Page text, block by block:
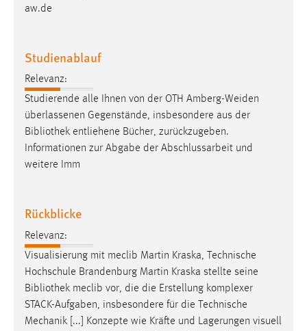
aw.de
Studienablauf
Relevanz:
Studierende alle Ihnen von der OTH Amberg-Weiden
überlassenen Gegenstände, insbesondere aus der
Bibliothek entliehene Bücher, zurückzugeben.
Informationen zur Abgabe der Abschlussarbeit und
weitere Imm
Rückblicke
Relevanz:
Visualisierung mit meclib Martin Kraska, Technische
Hochschule Brandenburg Martin Kraska stellte seine
Bibliothek meclib vor, die die Erstellung komplexer
STACK-Aufgaben, insbesondere für die Technische
Mechanik [...] Konzepte wie Kräfte und Lagerungen visuell
Name:
Zweck:
Das Cookie speichert die gewählte Sprache der Website.
Cookie Laufzeit:
30 Tage
Name:
MibewSessionID, MIBEW_UserID, mibew_locale, mibew-
chat-frame-style-5e9dbeb1811c0446
Zweck:
Wird benötigt um die Chatfunktion nutzen zu können.
Cookie Laufzeit: